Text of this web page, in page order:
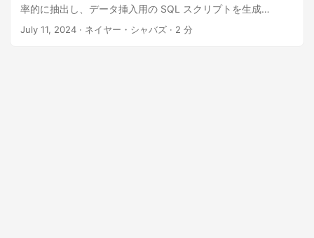
率的に抽出し、データ挿入用の SQL スクリプトを生成
し、.NET REST API を使用してプロセスを自動化して生産性
July 11, 2024 · ネイヤー・シャバズ · 2 分